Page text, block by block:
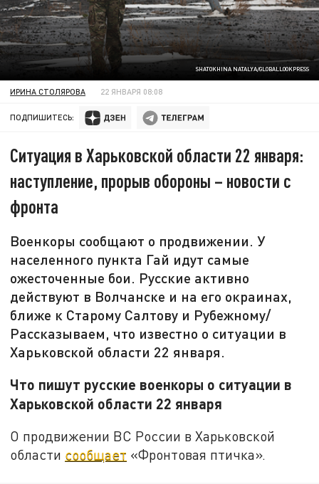
SHATOKHINA NATALYA/GLOBALLOOKPRESS
ИРИНА СТОЛЯРОВА 22 ЯНВАРЯ 08:08
ПОДПИШИТЕСЬ:
Ситуация в Харьковской области 22 января:
наступление, прорыв обороны – новости с
фронта
Военкоры сообщают о продвижении. У
населенного пункта Гай идут самые
ожесточенные бои. Русские активно
действуют в Волчанске и на его окраинах,
ближе к Старому Салтову и Рубежному/
Рассказываем, что известно о ситуации в
Харьковской области 22 января.
Что пишут русские военкоры о ситуации в
Харьковской области 22 января
О продвижении ВС России в Харьковской
области сообщает «Фронтовая птичка».